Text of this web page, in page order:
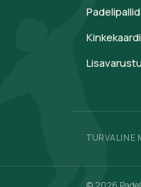
Padelipallid
TURVALINE